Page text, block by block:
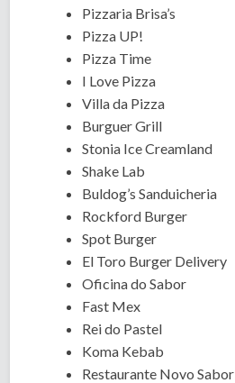
Pizzaria Brisa’s
Pizza UP!
Pizza Time
I Love Pizza
Villa da Pizza
Burguer Grill
Stonia Ice Creamland
Shake Lab
Buldog’s Sanduicheria
Rockford Burger
Spot Burger
El Toro Burger Delivery
Oficina do Sabor
Fast Mex
Rei do Pastel
Koma Kebab
Restaurante Novo Sabor